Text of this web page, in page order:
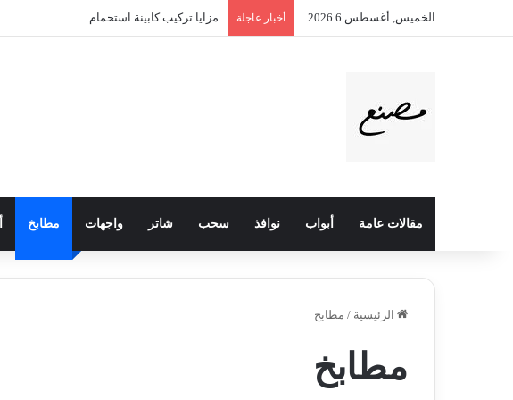
الخميس, أغسطس 6 2026 أخبار عاجلة مزايا تركيب كابينة استحمام
مقالات عامة أبواب نوافذ سحب شاتر واجهات مطابخ
الرئيسية / مطابخ
مطابخ